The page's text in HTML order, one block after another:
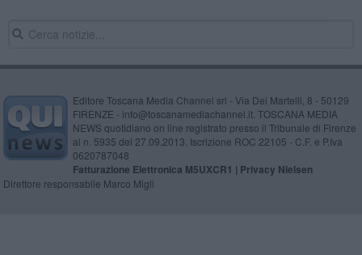
Editore Toscana Media Channel srl - Via Dei Martelli, 8 - 50129
FIRENZE - info@toscanamediachannel.it. TOSCANA MEDIA
NEWS quotidiano on line registrato presso il Tribunale di Firenze
al n. 5935 del 27.09.2013. Iscrizione ROC 22105 - C.F. e P.Iva
0620787048
Fatturazione Elettronica M5UXCR1 | Privacy Nielsen
Direttore responsabile Marco Migli